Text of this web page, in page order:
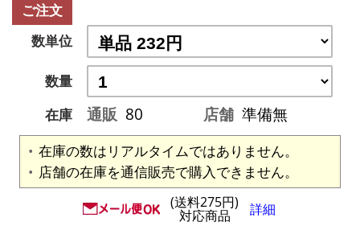
ご注文
数単位
数量
在庫
通販 80 店舗 準備無
在庫の数はリアルタイムではありません。
店舗の在庫を通信販売で購入できません。
(送料275円)
対応商品 詳細